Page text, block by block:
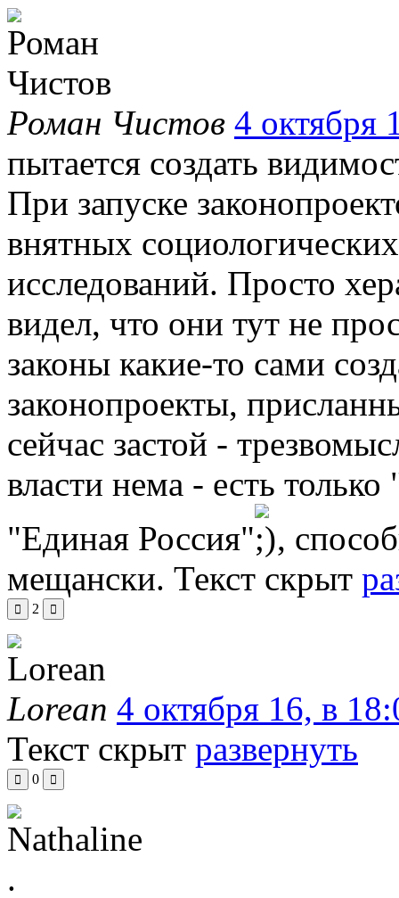
Роман Чистов 4 октября
пытается создать
При запуске
внятных
исследований. Просто
видел, что они тут не
законы какие-то сами
законопроекты,
сейчас застой -
власти нема - есть
"Единая Россия"
,
мещански. Текст скрыт
2
Lorean 4 октября 16, в
Текст скрыт развернуть
0